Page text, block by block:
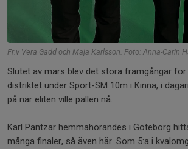
Fr.v Vera Gadd och Maja Karlsson. Foto: Anna-Carin
Slutet av mars blev det stora framgångar
distriktet under Sport-SM 10m i Kinna, i
på när eliten ville pallen nå.
Karl Pantzar hemmahörandes i Göteborg
många finaler, så även här. Som 5:a i